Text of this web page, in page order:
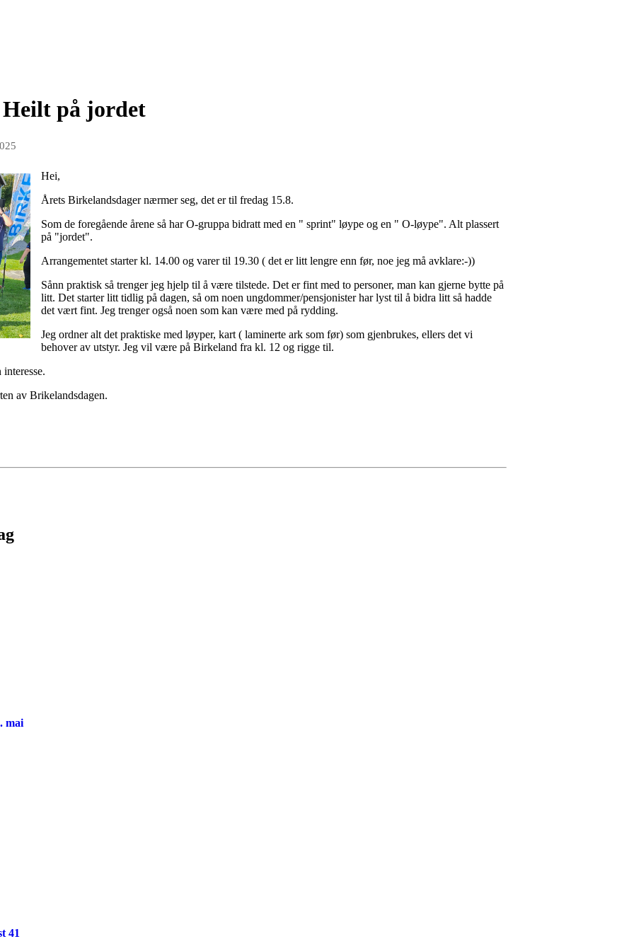
Heilt på jordet
Hei,
Årets Birkelandsdager nærmer seg, det er til fredag 15.8.
Som de foregående årene så har O-gruppa bidratt med en " sprint" løype og en " O-løype". Alt plassert
på "jordet".
Arrangementet starter kl. 14.00 og varer til 19.30 ( det er litt lengre enn før, noe jeg må avklare:-))
Sånn praktisk så trenger jeg hjelp til å være tilstede. Det er fint med to personer, man kan gjerne bytte på
litt. Det starter litt tidlig på dagen, så om noen ungdommer/pensjonister har lyst til å bidra litt så hadde
det vært fint. Jeg trenger også noen som kan være med på rydding.
Jeg ordner alt det praktiske med løyper, kart ( laminerte ark som før) som gjenbrukes, ellers det vi
behover av utstyr. Jeg vil være på Birkeland fra kl. 12 og rigge til.
av Brikelandsdagen.
mai
41